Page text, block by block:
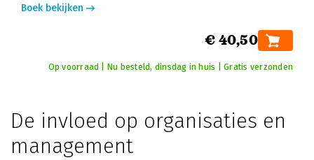
Boek bekijken
€ 40,50
Op voorraad | Nu besteld, dinsdag in huis | Gratis verzonden
De invloed op organisaties en
management